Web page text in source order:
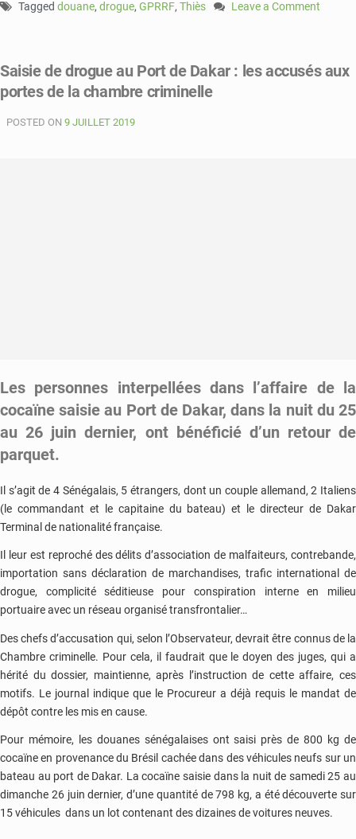
Tagged douane, drogue, GPRRF, Thiès
Leave a Comment
Arrestation
Saisie de drogue au Port de Dakar : les accusés aux
portes de la chambre criminelle
POSTED ON 9 JUILLET 2019
Les personnes interpellées dans l’affaire de la
cocaïne saisie au Port de Dakar, dans la nuit du 25
au 26 juin dernier, ont bénéficié d’un retour de
parquet.
Il s’agit de 4 Sénégalais, 5 étrangers, dont un couple allemand, 2 Italiens
(le commandant et le capitaine du bateau) et le directeur de Dakar
Terminal de nationalité française.
Il leur est reproché des délits d’association de malfaiteurs, contrebande,
importation sans déclaration de marchandises, trafic international de
drogue, complicité séditieuse pour conspiration interne en milieu
portuaire avec un réseau organisé transfrontalier…
Des chefs d’accusation qui, selon l’Observateur, devrait être connus de la
Chambre criminelle. Pour cela, il faudrait que le doyen des juges, qui a
hérité du dossier, maintienne, après l’instruction de cette affaire, ces
motifs. Le journal indique que le Procureur a déjà requis le mandat de
dépôt contre les mis en cause.
Pour mémoire, les douanes sénégalaises ont saisi près de 800 kg de
cocaïne en provenance du Brésil cachée dans des véhicules neufs sur un
bateau au port de Dakar. La cocaïne saisie dans la nuit de samedi 25 au
dimanche 26 juin dernier, d’une quantité de 798 kg, a été découverte sur
15 véhicules dans un lot contenant des dizaines de voitures neuves.